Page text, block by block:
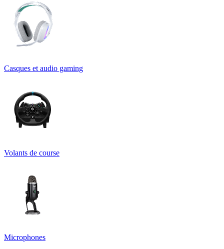
Casques et audio gaming
Volants de course
Microphones